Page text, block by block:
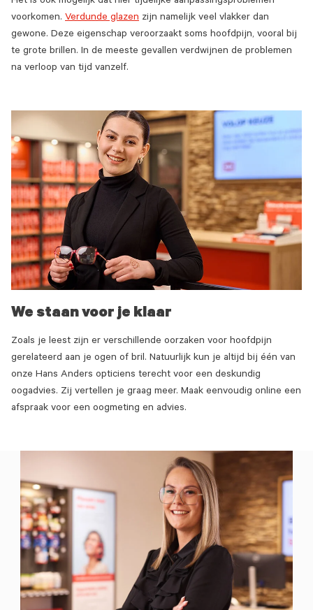
voorkomen. Verdunde glazen zijn namelijk veel vlakker dan
gewone. Deze eigenschap veroorzaakt soms hoofdpijn, vooral bij
te grote brillen. In de meeste gevallen verdwijnen de problemen
na verloop van tijd vanzelf.
We staan voor je klaar
Zoals je leest zijn er verschillende oorzaken voor hoofdpijn
gerelateerd aan je ogen of bril. Natuurlijk kun je altijd bij één van
onze Hans Anders opticiens terecht voor een deskundig
oogadvies. Zij vertellen je graag meer. Maak eenvoudig online een
afspraak voor een oogmeting en advies.